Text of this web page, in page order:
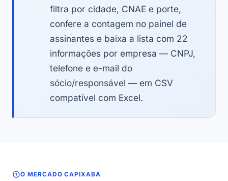
filtra por cidade, CNAE e porte,
confere a contagem no painel de
assinantes e baixa a lista com 22
informações por empresa — CNPJ,
telefone e e-mail do
sócio/responsável — em CSV
compatível com Excel.
O MERCADO CAPIXABA